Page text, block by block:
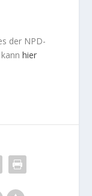
der NPD-
kannhier